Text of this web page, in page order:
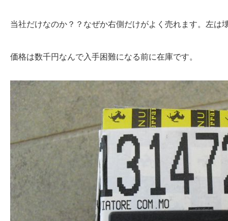
当社だけなのか？？なぜか右側だけがよく売れます。左は
価格は数千円なんで入手困難になる前に在庫です。